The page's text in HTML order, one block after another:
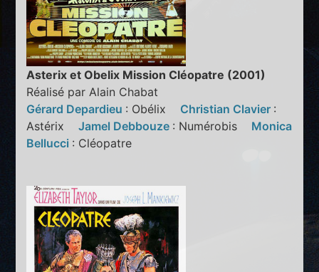
Asterix et Obelix Mission Cléopatre (2001)
Réalisé par Alain Chabat
Gérard Depardieu : Obélix Christian Clavier :
AstérixJamel Debbouze : Numérobis Monica
Bellucci : Cléopatre